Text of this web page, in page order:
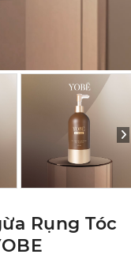
Rụng Tóc